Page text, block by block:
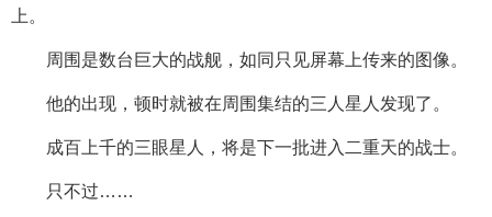
上。
周围是数台巨大的战舰，如同只见屏幕上传来的图像。
他的出现，顿时就被在周围集结的三人星人发现了。
成百上千的三眼星人，将是下一批进入二重天的战士。
只不过……